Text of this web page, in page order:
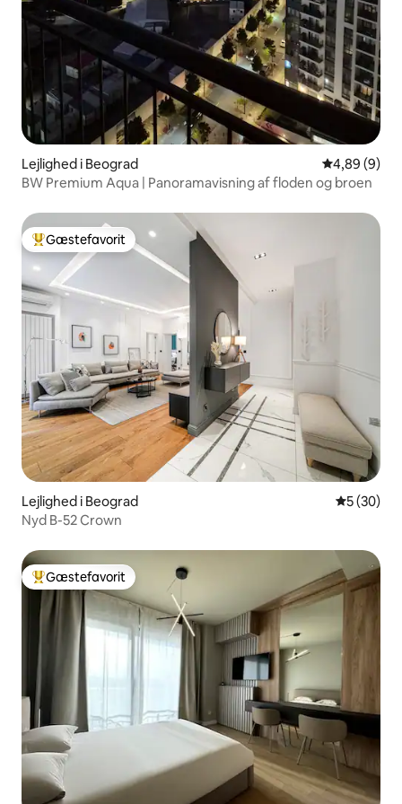
Lejlighed i Beograd 4,89 ud af 5
4,89 (9)
BW Premium Aqua | Panoramavisning af floden og broen
Bedste gæstefavorit
Gæstefavorit
Lejlighed i Beograd 5 ud af 5 i
5 (30)
Nyd B-52 Crown
Bedste gæstefavorit
Gæstefavorit